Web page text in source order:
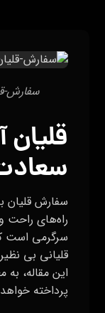
سفارش-
قلیان
سفارش قلیان
راه‌های راحت
سرگرمی است
قلیانی بی
این مقاله،
پرداخته